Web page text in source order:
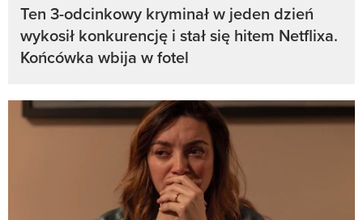
Ten 3-odcinkowy kryminał w jeden dzień
wykosił konkurencję i stał się hitem Netflixa.
Końcówka wbija w fotel